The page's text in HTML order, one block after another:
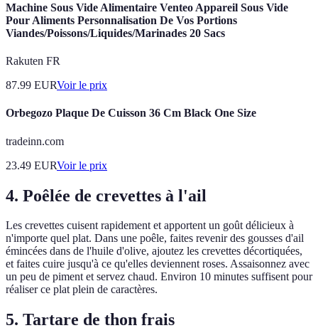
Machine Sous Vide Alimentaire Venteo Appareil Sous Vide
Pour Aliments Personnalisation De Vos Portions
Viandes/Poissons/Liquides/Marinades 20 Sacs
Rakuten FR
87.99 EURVoir le prix
Orbegozo Plaque De Cuisson 36 Cm Black One Size
tradeinn.com
23.49 EURVoir le prix
4. Poêlée de crevettes à l'ail
Les crevettes cuisent rapidement et apportent un goût délicieux à
n'importe quel plat. Dans une poêle, faites revenir des gousses d'ail
émincées dans de l'huile d'olive, ajoutez les crevettes décortiquées,
et faites cuire jusqu'à ce qu'elles deviennent roses. Assaisonnez avec
un peu de piment et servez chaud. Environ 10 minutes suffisent pour
réaliser ce plat plein de caractères.
5. Tartare de thon frais